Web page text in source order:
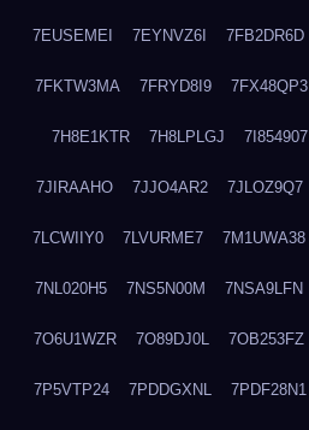
7EUSEMEI 7EYNVZ6I 7FB2DR6D
7FKTW3MA 7FRYD8I9 7FX48QP3
7H8E1KTR 7H8LPLGJ 7I854907
7JIRAAHO 7JJO4AR2 7JLOZ9Q7
7LCWIIY0 7LVURME7 7M1UWA38
7NL020H5 7NS5N00M 7NSA9LFN
7O6U1WZR 7O89DJ0L 7OB253FZ
7P5VTP24 7PDDGXNL 7PDF28N1